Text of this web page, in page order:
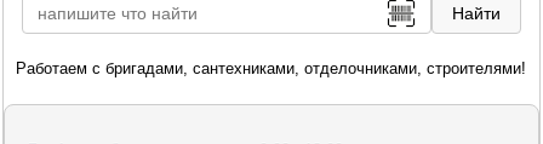
Работаем с бригадами, сантехниками, отделочниками, строителями!